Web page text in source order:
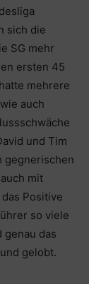
sich die
SG mehr
ersten 45
mehrere
auch
und Tim
gegnerischen
mit
Positive
so viele
genau das
gelobt.